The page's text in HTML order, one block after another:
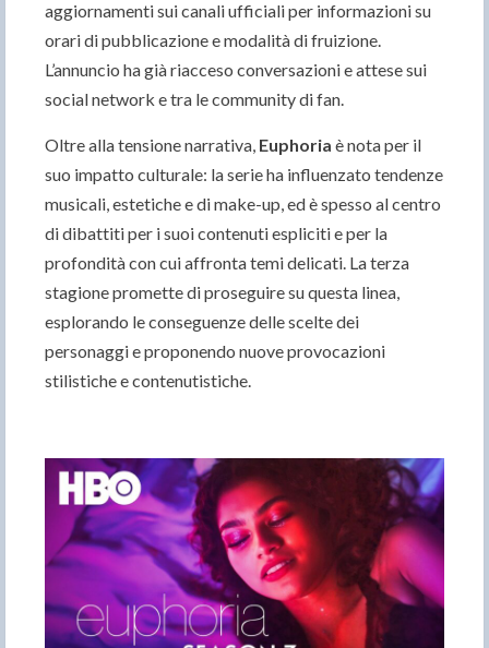
aggiornamenti sui canali ufficiali per informazioni su
orari di pubblicazione e modalità di fruizione.
L’annuncio ha già riacceso conversazioni e attese sui
social network e tra le community di fan.
Oltre alla tensione narrativa, Euphoria è nota per il
suo impatto culturale: la serie ha influenzato tendenze
musicali, estetiche e di make-up, ed è spesso al centro
di dibattiti per i suoi contenuti espliciti e per la
profondità con cui affronta temi delicati. La terza
stagione promette di proseguire su questa linea,
esplorando le conseguenze delle scelte dei
personaggi e proponendo nuove provocazioni
stilistiche e contenutistiche.